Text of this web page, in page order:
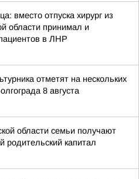
вместо отпуска хирург из
области принимал и
в ЛНР
отметят на нескольких
8 августа
области семьи получают
родительский капитал